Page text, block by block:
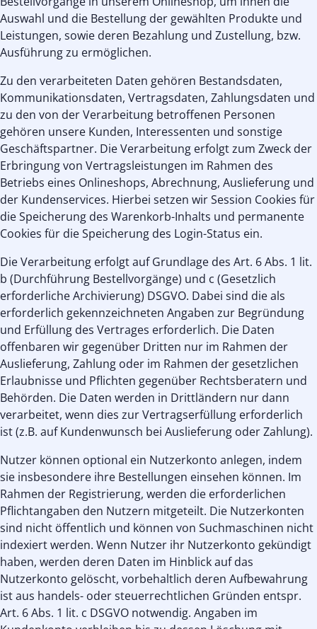
Auswahl und die Bestellung der gewählten Produkte und
Leistungen, sowie deren Bezahlung und Zustellung, bzw.
Ausführung zu ermöglichen.
Zu den verarbeiteten Daten gehören Bestandsdaten,
Kommunikationsdaten, Vertragsdaten, Zahlungsdaten und
zu den von der Verarbeitung betroffenen Personen
gehören unsere Kunden, Interessenten und sonstige
Geschäftspartner. Die Verarbeitung erfolgt zum Zweck der
Erbringung von Vertragsleistungen im Rahmen des
Betriebs eines Onlineshops, Abrechnung, Auslieferung und
der Kundenservices. Hierbei setzen wir Session Cookies für
die Speicherung des Warenkorb-Inhalts und permanente
Cookies für die Speicherung des Login-Status ein.
Die Verarbeitung erfolgt auf Grundlage des Art. 6 Abs. 1 lit.
b (Durchführung Bestellvorgänge) und c (Gesetzlich
erforderliche Archivierung) DSGVO. Dabei sind die als
erforderlich gekennzeichneten Angaben zur Begründung
und Erfüllung des Vertrages erforderlich. Die Daten
offenbaren wir gegenüber Dritten nur im Rahmen der
Auslieferung, Zahlung oder im Rahmen der gesetzlichen
Erlaubnisse und Pflichten gegenüber Rechtsberatern und
Behörden. Die Daten werden in Drittländern nur dann
verarbeitet, wenn dies zur Vertragserfüllung erforderlich
ist (z.B. auf Kundenwunsch bei Auslieferung oder Zahlung).
Nutzer können optional ein Nutzerkonto anlegen, indem
sie insbesondere ihre Bestellungen einsehen können. Im
Rahmen der Registrierung, werden die erforderlichen
Pflichtangaben den Nutzern mitgeteilt. Die Nutzerkonten
sind nicht öffentlich und können von Suchmaschinen nicht
indexiert werden. Wenn Nutzer ihr Nutzerkonto gekündigt
haben, werden deren Daten im Hinblick auf das
Nutzerkonto gelöscht, vorbehaltlich deren Aufbewahrung
ist aus handels- oder steuerrechtlichen Gründen entspr.
Art. 6 Abs. 1 lit. c DSGVO notwendig. Angaben im